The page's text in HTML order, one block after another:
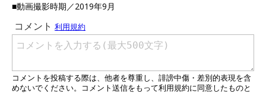
■動画撮影時期／2019年9月